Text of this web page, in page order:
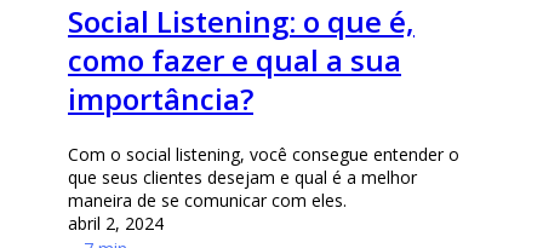
Social Listening: o que é,
como fazer e qual a sua
importância?
Com o social listening, você consegue entender o
que seus clientes desejam e qual é a melhor
maneira de se comunicar com eles.
abril 2, 2024